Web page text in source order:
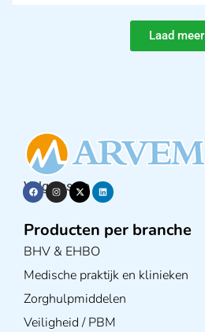
Laad meer
Volg ons op
Producten per branche
BHV & EHBO
Medische praktijk en klinieken
Zorghulpmiddelen
Veiligheid / PBM